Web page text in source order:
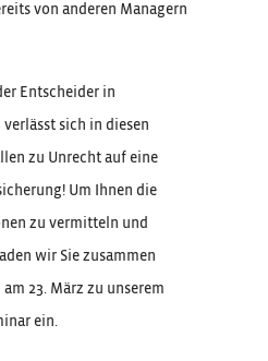
von anderen Managern
Entscheider in
sich in diesen
zu Unrecht auf eine
Um Ihnen die
zu vermitteln und
wir Sie zusammen
23. März zu unserem
ein.